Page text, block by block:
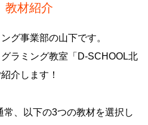
教材紹介
グ事業部の山下です。
ラミング教室「D-SCHOOL北
介します！
、以下の3つの教材を選択し